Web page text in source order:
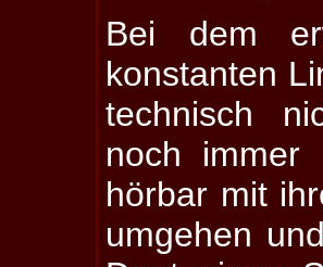
Bei dem
konstanten
technisch
noch immer
hörbar mit
umgehen